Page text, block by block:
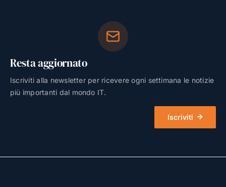
Resta aggiornato
Iscriviti alla newsletter per ricevere ogni settimana le notizie
più importanti dal mondo IT.
Iscriviti